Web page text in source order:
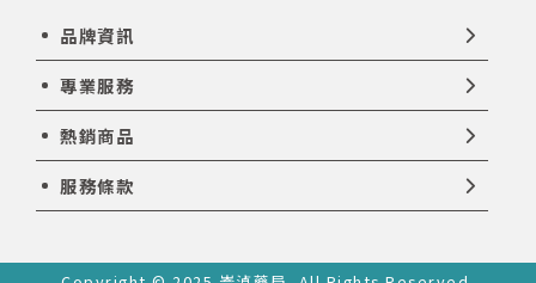
品牌資訊
專業服務
熱銷商品
服務條款